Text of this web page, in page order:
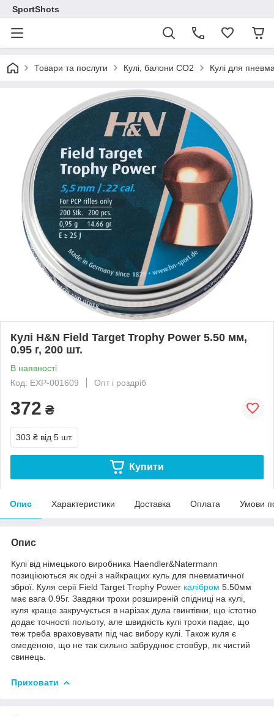
SportShots
Товари та послуги Кулі, балони СО2 Кулі для
Кулі H&N Field Target Trophy Power 5.50 мм,
0.95 г, 200 шт.
В наявності
Код: EXP-001609
Опт і роздріб
372 ₴
303 ₴ від 5 шт.
Купити
Опис Характеристики Доставка Оплата Умови
Опис
Кулі від німецького виробника Haendler&Natermann
позиціюються як одні з найкращих куль для пневматичної
зброї. Куля серії Field Target Trophy Power калібром 5.50мм
має вага 0.95г. Завдяки трохи розширеній спідниці на кулі,
куля краще закручується в нарізах дула гвинтівки, що істотно
додає точності польоту, але швидкість кулі трохи падає, що
теж треба враховувати під час вибору кулі. Також куля є
омеденою, що не так сильно забруднює стовбур, як чистий
свинець.
Приховати